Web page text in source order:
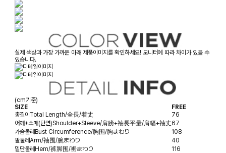
실제 색상과 가장 가까운 아래 제품이미지를 확인하세요! 모니터에 따라 차이가 있을 수
있습니다.
(cm기준)
SIZE
FREE
총길이Total Length/全長/着丈
76
어깨+소매(단면)Shoulder+Sleeve/肩膀+袖長平量/肩幅+袖丈67
가슴둘레Bust Circumference/胸围/胸まわり
108
팔둘레Arm/袖围/腕まわり
40
밑단둘레Hem/裤脚围/裾まわり
116